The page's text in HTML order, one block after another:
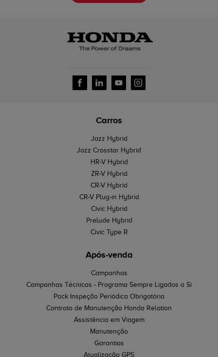
Carros
Jazz Hybrid
Jazz Crosstar Hybrid
HR-V Hybrid
ZR-V Hybrid
CR-V Hybrid
CR-V Plug-in Hybrid
Civic Hybrid
Prelude Hybrid
Civic Type R
Após-venda
Campanhas
Campanhas Técnicas - Programa Sempre Ligados a Si
Pack Inspeção Periódica Obrigatória
Contrato de Manutenção Honda Relation
Assistência em Viagem
Manutenção
Garantias
Atualização GPS